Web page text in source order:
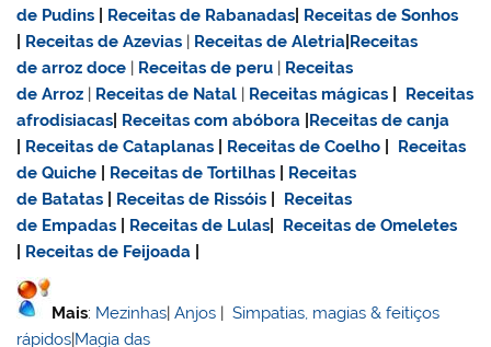
de Pudins
Receitas de Rabanadas Receitas de Sonhos
Receitas de Azevias | Receitas de Aletria Receitas
dearroz doce | Receitas de peru | Receitas
de Arroz | Receitas de Natal | Receitas mágicas
Receitas
afrodisiacas Receitas com abóbora Receitas de canja
Receitas de Cataplanas Receitas de Coelho
Receitas
de Quiche
Receitas de Tortilhas
Receitas
de Batatas
Receitas de Rissóis
Receitas
de Empadas
Receitas de Lulas
Receitas de Omeletes
Receitas de Feijoada
Mais: Mezinhas|Anjos |Simpatias, magias & feitiços
rápidos|Magia das